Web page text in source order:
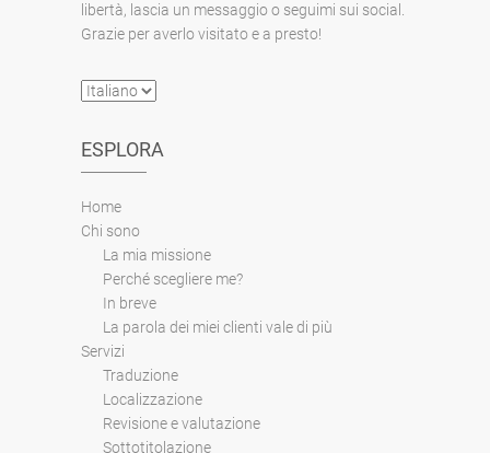
libertà, lascia un messaggio o seguimi sui social.
Grazie per averlo visitato e a presto!
Scegli
ESPLORA
Home
Chi sono
La mia missione
Perché scegliere me?
In breve
La parola dei miei clienti vale di più
Servizi
Traduzione
Localizzazione
Revisione e valutazione
Sottotitolazione